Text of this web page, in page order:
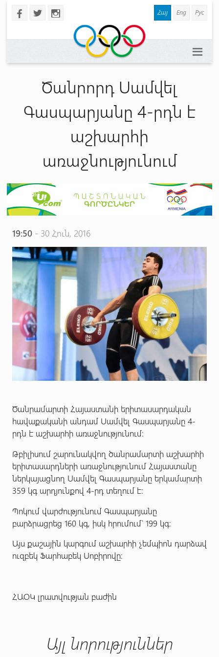
b a x Հայ Eng Рус
Ծանրորդ Սամվել
Գասպարյանը 4-րդն է
աշխարհի
առաջնությունում
19:50- 30 Հուն, 2016
Ծանրամարտի Հայաստանի երիտասարդական
հավաքականի անդամ Սամվել Գասպարյանը 4-
րդն է աշխարհի առաջնությունում:
Թբիլիսում շարունակվող ծանրամարտի աշխարհի
երիտասարդների առաջնությունում Հայաստանը
ներկայացնող Սամվել Գասպարյանը երկամարտի
359 կգ արդյունքով 4-րդ տեղում է:
Պոկում վարժությունում Գասպարյանը
բարձրացրեց 160 կգ, իսկ հրումում` 199 կգ:
Այս քաշային կարգում աշխարհի չեմպիոն դարձավ
ուզբեկ Ֆարհաբեկ Սոբիրովը:
ՀԱՕԿ լրատվության բաժին
Այլ նորություններ